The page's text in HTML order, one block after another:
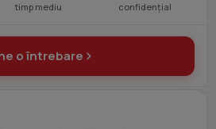
timp mediu confidențial
o întrebare